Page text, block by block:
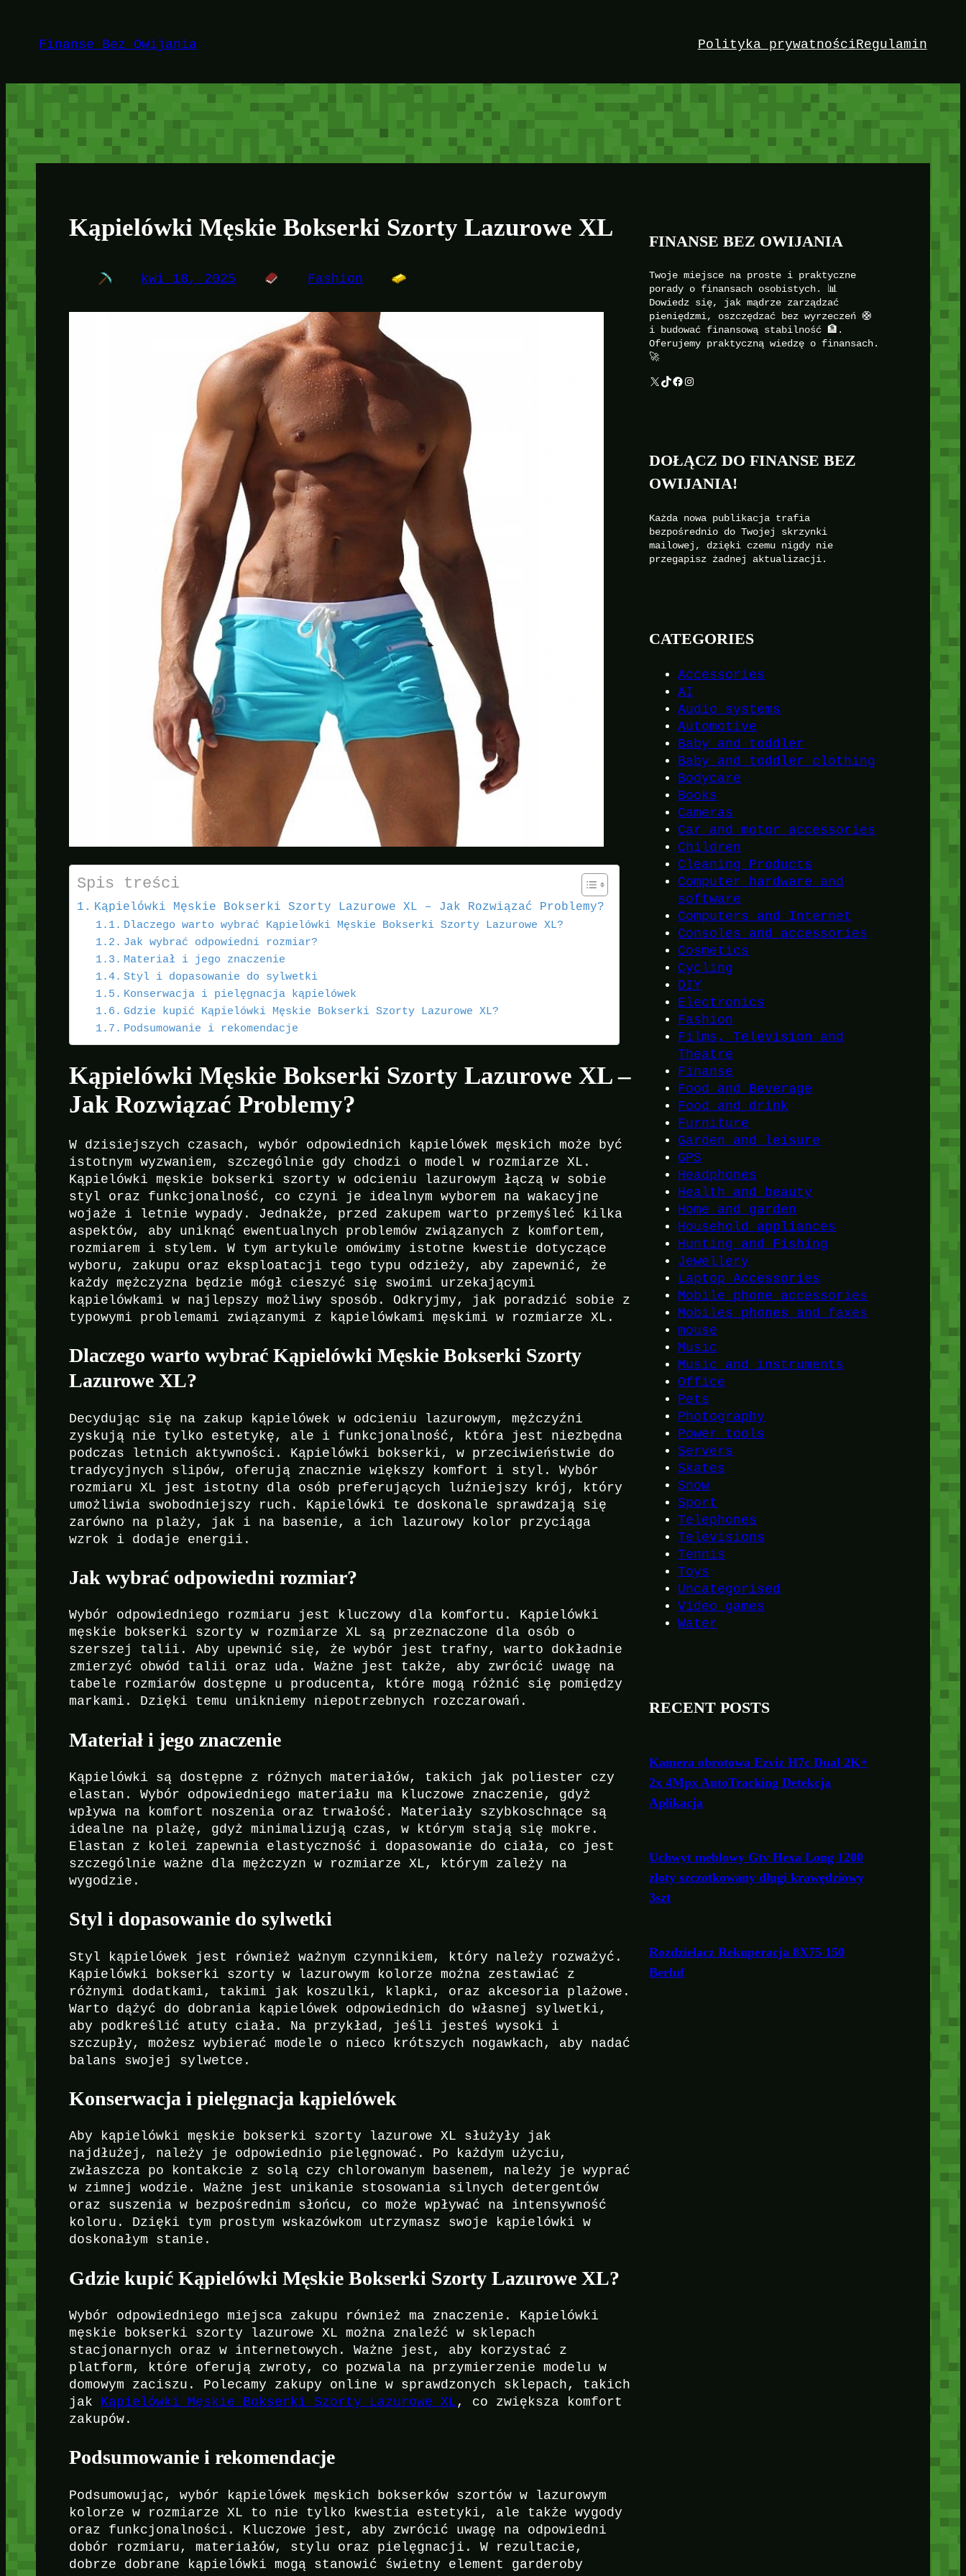
treściFinanse Bez Owijania Polityka prywatnościRegulamin
Kąpielówki Męskie Bokserki Szorty Lazurowe XL
kwi 18, 2025 Fashion
Spis treści
Kąpielówki Męskie Bokserki Szorty Lazurowe XL – Jak Rozwiązać Problemy?
Dlaczego warto wybrać Kąpielówki Męskie Bokserki Szorty Lazurowe XL?
Jak wybrać odpowiedni rozmiar?
Materiał i jego znaczenie
Styl i dopasowanie do sylwetki
Konserwacja i pielęgnacja kąpielówek
Gdzie kupić Kąpielówki Męskie Bokserki Szorty Lazurowe XL?
Podsumowanie i rekomendacje
Kąpielówki Męskie Bokserki Szorty Lazurowe XL –
Jak Rozwiązać Problemy?
W dzisiejszych czasach, wybór odpowiednich kąpielówek męskich może być
istotnym wyzwaniem, szczególnie gdy chodzi o model w rozmiarze XL.
Kąpielówki męskie bokserki szorty w odcieniu lazurowym łączą w sobie
styl oraz funkcjonalność, co czyni je idealnym wyborem na wakacyjne
wojaże i letnie wypady. Jednakże, przed zakupem warto przemyśleć kilka
aspektów, aby uniknąć ewentualnych problemów związanych z komfortem,
rozmiarem i stylem. W tym artykule omówimy istotne kwestie dotyczące
wyboru, zakupu oraz eksploatacji tego typu odzieży, aby zapewnić, że
każdy mężczyzna będzie mógł cieszyć się swoimi urzekającymi
kąpielówkami w najlepszy możliwy sposób. Odkryjmy, jak poradzić sobie z
typowymi problemami związanymi z kąpielówkami męskimi w rozmiarze XL.
Dlaczego warto wybrać Kąpielówki Męskie Bokserki Szorty
Lazurowe XL?
Decydując się na zakup kąpielówek w odcieniu lazurowym, mężczyźni
zyskują nie tylko estetykę, ale i funkcjonalność, która jest niezbędna
podczas letnich aktywności. Kąpielówki bokserki, w przeciwieństwie do
tradycyjnych slipów, oferują znacznie większy komfort i styl. Wybór
rozmiaru XL jest istotny dla osób preferujących luźniejszy krój, który
umożliwia swobodniejszy ruch. Kąpielówki te doskonale sprawdzają się
zarówno na plaży, jak i na basenie, a ich lazurowy kolor przyciąga
wzrok i dodaje energii.
Jak wybrać odpowiedni rozmiar?
Wybór odpowiedniego rozmiaru jest kluczowy dla komfortu. Kąpielówki
męskie bokserki szorty w rozmiarze XL są przeznaczone dla osób o
szerszej talii. Aby upewnić się, że wybór jest trafny, warto dokładnie
zmierzyć obwód talii oraz uda. Ważne jest także, aby zwrócić uwagę na
tabele rozmiarów dostępne u producenta, które mogą różnić się pomiędzy
markami. Dzięki temu unikniemy niepotrzebnych rozczarowań.
Materiał i jego znaczenie
Kąpielówki są dostępne z różnych materiałów, takich jak poliester czy
elastan. Wybór odpowiedniego materiału ma kluczowe znaczenie, gdyż
wpływa na komfort noszenia oraz trwałość. Materiały szybkoschnące są
idealne na plażę, gdyż minimalizują czas, w którym stają się mokre.
Elastan z kolei zapewnia elastyczność i dopasowanie do ciała, co jest
szczególnie ważne dla mężczyzn w rozmiarze XL, którym zależy na
wygodzie.
Styl i dopasowanie do sylwetki
Styl kąpielówek jest również ważnym czynnikiem, który należy rozważyć.
Kąpielówki bokserki szorty w lazurowym kolorze można zestawiać z
różnymi dodatkami, takimi jak koszulki, klapki, oraz akcesoria plażowe.
Warto dążyć do dobrania kąpielówek odpowiednich do własnej sylwetki,
aby podkreślić atuty ciała. Na przykład, jeśli jesteś wysoki i
szczupły, możesz wybierać modele o nieco krótszych nogawkach, aby nadać
balans swojej sylwetce.
Konserwacja i pielęgnacja kąpielówek
Aby kąpielówki męskie bokserki szorty lazurowe XL służyły jak
najdłużej, należy je odpowiednio pielęgnować. Po każdym użyciu,
zwłaszcza po kontakcie z solą czy chlorowanym basenem, należy je wyprać
w zimnej wodzie. Ważne jest unikanie stosowania silnych detergentów
oraz suszenia w bezpośrednim słońcu, co może wpływać na intensywność
koloru. Dzięki tym prostym wskazówkom utrzymasz swoje kąpielówki w
doskonałym stanie.
Gdzie kupić Kąpielówki Męskie Bokserki Szorty Lazurowe XL?
Wybór odpowiedniego miejsca zakupu również ma znaczenie. Kąpielówki
męskie bokserki szorty lazurowe XL można znaleźć w sklepach
stacjonarnych oraz w internetowych. Ważne jest, aby korzystać z
platform, które oferują zwroty, co pozwala na przymierzenie modelu w
domowym zaciszu. Polecamy zakupy online w sprawdzonych sklepach, takich
jak Kąpielówki Męskie Bokserki Szorty Lazurowe XL, co zwiększa komfort
zakupów.
Podsumowanie i rekomendacje
Podsumowując, wybór kąpielówek męskich bokserków szortów w lazurowym
kolorze w rozmiarze XL to nie tylko kwestia estetyki, ale także wygody
oraz funkcjonalności. Kluczowe jest, aby zwrócić uwagę na odpowiedni
dobór rozmiaru, materiałów, stylu oraz pielęgnacji. W rezultacie,
dobrze dobrane kąpielówki mogą stanowić świetny element garderoby
FINANSE BEZ OWIJANIA
Twoje miejsce na proste i praktyczne
porady o finansach osobistych. 📊
Dowiedz się, jak mądrze zarządzać
pieniędzmi, oszczędzać bez wyrzeczeń 🛟
i budować finansową stabilność 🏦.
Oferujemy praktyczną wiedzę o finansach.
🚀
X TikTok Facebook Instagram
DOŁĄCZ DO FINANSE BEZ
OWIJANIA!
Każda nowa publikacja trafia
bezpośrednio do Twojej skrzynki
mailowej, dzięki czemu nigdy nie
przegapisz żadnej aktualizacji.
CATEGORIES
Accessories
AI
Audio systems
Automotive
Baby and toddler
Baby and toddler clothing
Bodycare
Books
Cameras
Car and motor accessories
Children
Cleaning Products
Computer hardware and
software
Computers and Internet
Consoles and accessories
Cosmetics
Cycling
DIY
Electronics
Fashion
Films, Television and
Theatre
Finanse
Food and Beverage
Food and drink
Furniture
Garden and leisure
GPS
Headphones
Health and beauty
Home and garden
Household appliances
Hunting and Fishing
Jewellery
Laptop Accessories
Mobile phone accessories
Mobiles phones and faxes
mouse
Music
Music and instruments
Office
Pets
Photography
Power tools
Servers
Skates
Snow
Sport
Telephones
Televisions
Tennis
Toys
Uncategorised
Video games
Water
RECENT POSTS
Kamera obrotowa Ezviz H7c Dual 2K+
2x 4Mpx AutoTracking Detekcja
Aplikacja
Uchwyt meblowy Gtv Hexa Long 1200
złoty szczotkowany długi krawędziowy
3szt
Rozdzielacz Rekuperacja 8X75 150
Berluf